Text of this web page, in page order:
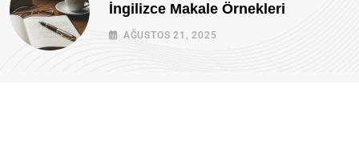
İngilizce Makale Örnekleri
AĞUSTOS 21, 2025